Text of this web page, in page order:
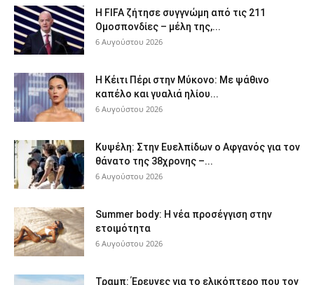
Η FIFA ζήτησε συγγνώμη από τις 211
Ομοσπονδίες – μέλη της,...
6 Αυγούστου 2026
Η Κέιτι Πέρι στην Μύκονο: Με ψάθινο
καπέλο και γυαλιά ηλίου...
6 Αυγούστου 2026
Κυψέλη: Στην Ευελπίδων ο Αφγανός για τον
θάνατο της 38χρονης –...
6 Αυγούστου 2026
Summer body: Η νέα προσέγγιση στην
ετοιμότητα
6 Αυγούστου 2026
Τραμπ: Έρευνες για το ελικόπτερο που τον